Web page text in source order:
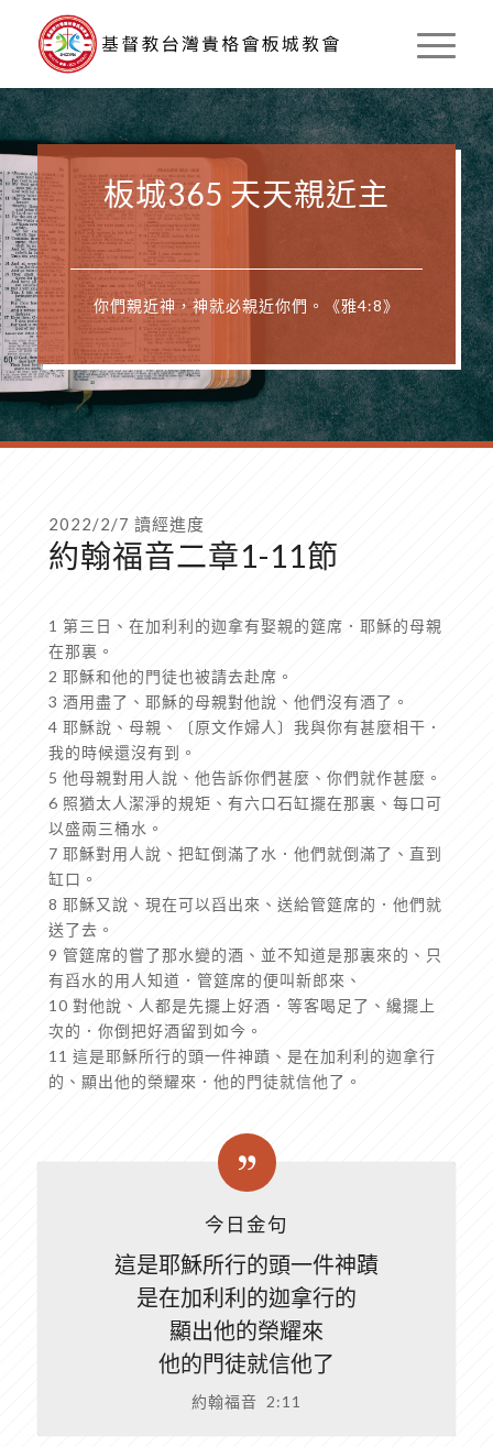
板城365 天天親近主
你們親近神，神就必親近你們。《雅4:8》
2022/2/7 讀經進度
約翰福音二章1-11節
1 第三日、在加利利的迦拿有娶親的筵席．耶穌的母親
在那裏。
2 耶穌和他的門徒也被請去赴席。
3 酒用盡了、耶穌的母親對他說、他們沒有酒了。
4 耶穌說、母親、〔原文作婦人〕我與你有甚麼相干．
我的時候還沒有到。
5 他母親對用人說、他告訴你們甚麼、你們就作甚麼。
6 照猶太人潔淨的規矩、有六口石缸擺在那裏、每口可
以盛兩三桶水。
7 耶穌對用人說、把缸倒滿了水．他們就倒滿了、直到
缸口。
8 耶穌又說、現在可以舀出來、送給管筵席的．他們就
送了去。
9 管筵席的嘗了那水變的酒、並不知道是那裏來的、只
有舀水的用人知道．管筵席的便叫新郎來、
10 對他說、人都是先擺上好酒．等客喝足了、纔擺上
次的．你倒把好酒留到如今。
11 這是耶穌所行的頭一件神蹟、是在加利利的迦拿行
的、顯出他的榮耀來．他的門徒就信他了。
今日金句
這是耶穌所行的頭一件神蹟
是在加利利的迦拿行的
顯出他的榮耀來
他的門徒就信他了
約翰福音 2:11